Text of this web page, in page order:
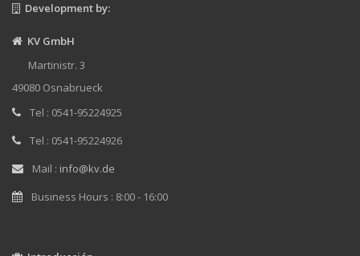
Development by:
KV GmbH
Martinistr. 3
49080 Osnabrueck
Tel : 0541-95224925
Tel : 0541-95224926
Mail : info@kv.de
Business Hours : 8:00 - 16:00